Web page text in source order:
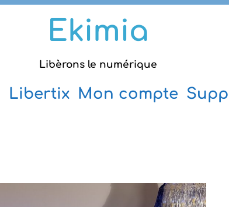
Ekimia
Libèrons le numérique
Libertix Mon compte